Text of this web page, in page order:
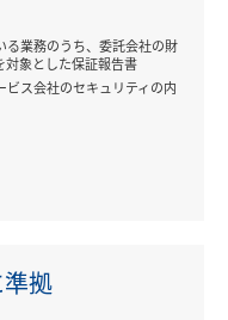
る業務のうち、委託会社の財
対象とした保証報告書
ス会社のセキュリティの内
準拠